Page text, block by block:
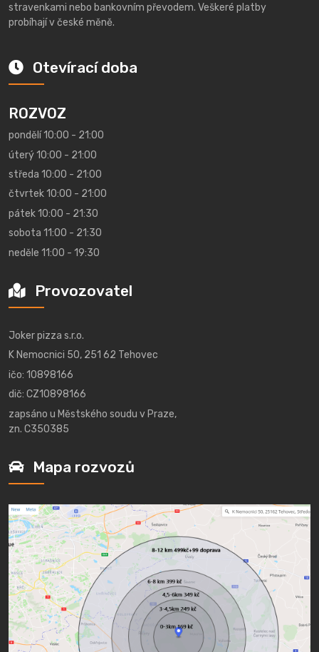
stravenkami nebo bankovním převodem. Veškeré platby
probíhají v české měně.
Otevírací doba
ROZVOZ
pondělí 10:00 - 21:00
úterý 10:00 - 21:00
středa 10:00 - 21:00
čtvrtek 10:00 - 21:00
pátek 10:00 - 21:30
sobota 11:00 - 21:30
neděle 11:00 - 19:30
Provozovatel
Joker pizza s.r.o.
K Nemocnici 50, 251 62 Tehovec
ičo: 10898166
dič: CZ10898166
zapsáno u Městského soudu v Praze,
zn. C350385
Mapa rozvozů